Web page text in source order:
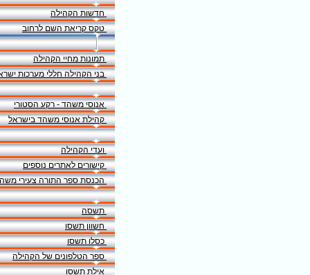
חדשות הקהילה
טקס קריאת השם לרחוב
תמונות מחיי הקהילה
בני הקהילה חללי מערכות
אנוסי משהד - רקע הסטורי
קהילת אנוסי משהד בישראל
ועדי הקהילה
קישורים לאתרים נוספים
הכנסת ספר התורה צעירי
תשסה
חשוון תשסו
כסלו תשסו
ספר הטלפונים של הקהילה
אילת תשסו